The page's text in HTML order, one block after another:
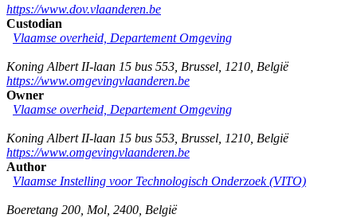
https://www.dov.vlaanderen.be
Custodian
Vlaamse overheid, Departement Omgeving
Koning Albert II-laan 15 bus 553 Brussel 1210 België
https://www.omgevingvlaanderen.be
Owner
Vlaamse overheid, Departement Omgeving
Koning Albert II-laan 15 bus 553 Brussel 1210 België
https://www.omgevingvlaanderen.be
Author
Vlaamse Instelling voor Technologisch Onderzoek (VITO)
Boeretang 200 Mol 2400 België